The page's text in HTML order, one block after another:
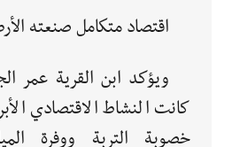
اقتصاد متكامل صنعته
ويؤكد ابن القرية عمر
كانت النشاط الاقتصادي
خصوبة التربة ووفرة